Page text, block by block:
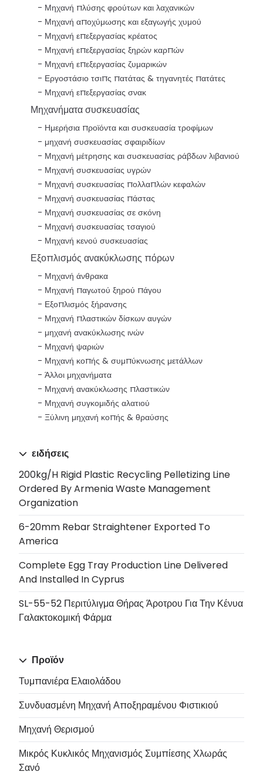
Μηχανή πλύσης φρούτων και λαχανικών
Μηχανή αποχύμωσης και εξαγωγής χυμού
Μηχανή επεξεργασίας κρέατος
Μηχανή επεξεργασίας ξηρών καρπών
Μηχανή επεξεργασίας ζυμαρικών
Εργοστάσιο τσιπς πατάτας & τηγανητές πατάτες
Μηχανή επεξεργασίας σνακ
Μηχανήματα συσκευασίας
Ημερήσια προϊόντα και συσκευασία τροφίμων
μηχανή συσκευασίας σφαιριδίων
Μηχανή μέτρησης και συσκευασίας ράβδων λιβανιού
Μηχανή συσκευασίας υγρών
Μηχανή συσκευασίας πολλαπλών κεφαλών
Μηχανή συσκευασίας πάστας
Μηχανή συσκευασίας σε σκόνη
Μηχανή συσκευασίας τσαγιού
Μηχανή κενού συσκευασίας
Εξοπλισμός ανακύκλωσης πόρων
Μηχανή άνθρακα
Μηχανή παγωτού ξηρού πάγου
Εξοπλισμός ξήρανσης
Μηχανή πλαστικών δίσκων αυγών
μηχανή ανακύκλωσης ινών
Μηχανή ψαριών
Μηχανή κοπής & συμπύκνωσης μετάλλων
Άλλοι μηχανήματα
Μηχανή ανακύκλωσης πλαστικών
Μηχανή συγκομιδής αλατιού
Ξύλινη μηχανή κοπής & θραύσης
ειδήσεις
200kg/h Rigid Plastic Recycling Pelletizing Line
Ordered By Armenia Waste Management
Organization
6-20mm Rebar Straightener Exported To
America
Complete Egg Tray Production Line Delivered
And Installed In Cyprus
SL-55-52 Περιτύλιγμα Θήρας Άροτρου Για Την Κένυα
Γαλακτοκομική Φάρμα
Προϊόν
Τυμπανιέρα Ελαιολάδου
Συνδυασμένη Μηχανή Αποξηραμένου Φιστικιού
Μηχανή Θερισμού
Μικρός Κυκλικός Μηχανισμός Συμπίεσης Χλωράς
Σανό